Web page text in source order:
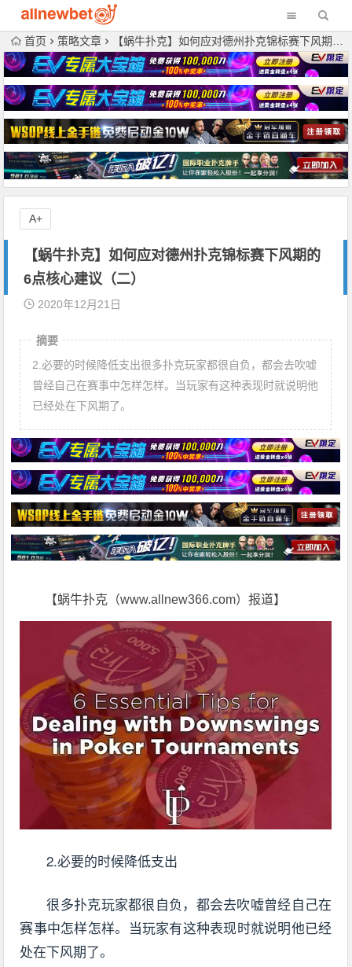
首页 策略文章 【蜗牛扑克】如何应对德州扑克锦标赛下风期的6点核心建议（二）
【蜗牛扑克】如何应对德州扑克锦标赛下风期的
6点核心建议（二）
2020年12月21日
摘要
2.必要的时候降低支出很多扑克玩家都很自负，都会去吹嘘
曾经自己在赛事中怎样怎样。当玩家有这种表现时就说明他
已经处在下风期了。
【蜗牛扑克（www.allnew366.com）报道】
2.必要的时候降低支出
很多扑克玩家都很自负，都会去吹嘘曾经自己在
赛事中怎样怎样。当玩家有这种表现时就说明他已经
处在下风期了。
A+